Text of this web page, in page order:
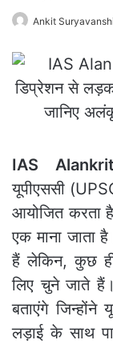
Ankit Suryavanshi
IAS
यूपीएससी
आयोजित करता
एक माना जाता
हैं लेकिन, कुछ
लिए चुने जाते
बताएंगे जिन्होंने
लड़ाई के साथ